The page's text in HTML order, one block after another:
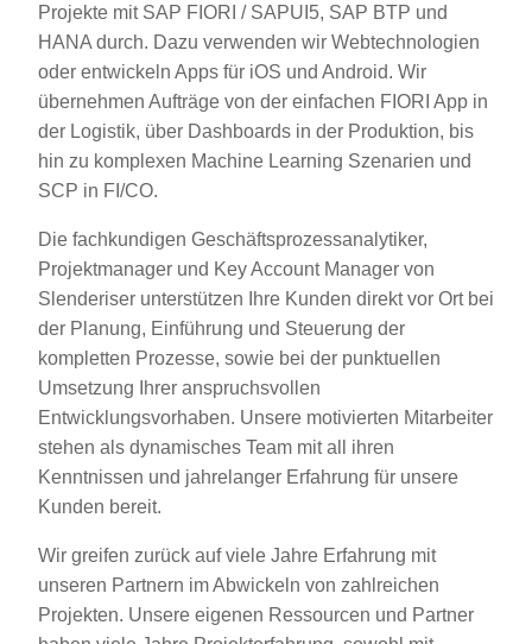
Projekte mit SAP FIORI / SAPUI5, SAP BTP und
HANA durch. Dazu verwenden wir Webtechnologien
oder entwickeln Apps für iOS und Android. Wir
übernehmen Aufträge von der einfachen FIORI App in
der Logistik, über Dashboards in der Produktion, bis
hin zu komplexen Machine Learning Szenarien und
SCP in FI/CO.
Die fachkundigen Geschäftsprozessanalytiker,
Projektmanager und Key Account Manager von
Slenderiser unterstützen Ihre Kunden direkt vor Ort bei
der Planung, Einführung und Steuerung der
kompletten Prozesse, sowie bei der punktuellen
Umsetzung Ihrer anspruchsvollen
Entwicklungsvorhaben. Unsere motivierten Mitarbeiter
stehen als dynamisches Team mit all ihren
Kenntnissen und jahrelanger Erfahrung für unsere
Kunden bereit.
Wir greifen zurück auf viele Jahre Erfahrung mit
unseren Partnern im Abwickeln von zahlreichen
Projekten. Unsere eigenen Ressourcen und Partner